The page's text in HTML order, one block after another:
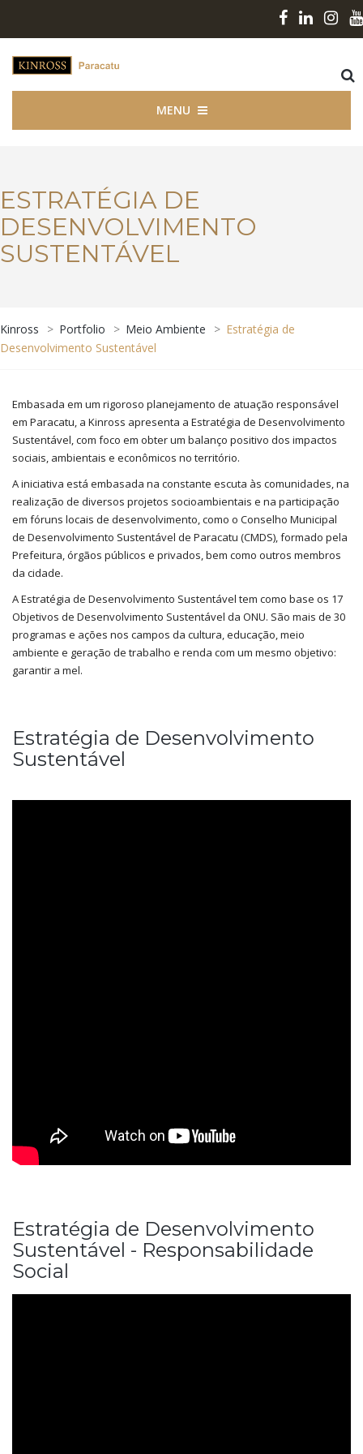
MENU
ESTRATÉGIA DE
DESENVOLVIMENTO
SUSTENTÁVEL
Kinross > Portfolio > Meio Ambiente > Estratégia de
Desenvolvimento Sustentável
Embasada em um rigoroso planejamento de atuação responsável
em Paracatu, a Kinross apresenta a Estratégia de Desenvolvimento
Sustentável, com foco em obter um balanço positivo dos impactos
sociais, ambientais e econômicos no território.
A iniciativa está embasada na constante escuta às comunidades, na
realização de diversos projetos socioambientais e na participação
em fóruns locais de desenvolvimento, como o Conselho Municipal
de Desenvolvimento Sustentável de Paracatu (CMDS), formado pela
Prefeitura, órgãos públicos e privados, bem como outros membros
da cidade.
A Estratégia de Desenvolvimento Sustentável tem como base os 17
Objetivos de Desenvolvimento Sustentável da ONU. São mais de 30
programas e ações nos campos da cultura, educação, meio
ambiente e geração de trabalho e renda com um mesmo objetivo:
garantir a mel.
Estratégia de Desenvolvimento
Sustentável
Estratégia de Desenvolvimento
Sustentável - Responsabilidade
Social